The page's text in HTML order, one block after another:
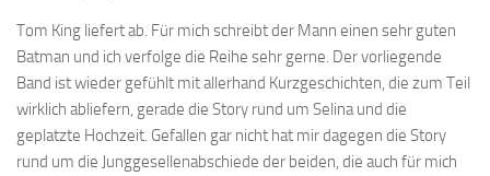
Tom King liefert ab. Für mich schreibt der Mann einen sehr guten
Batman und ich verfolge die Reihe sehr gerne. Der vorliegende
Band ist wieder gefühlt mit allerhand Kurzgeschichten, die zum Teil
wirklich abliefern, gerade die Story rund um Selina und die
geplatzte Hochzeit. Gefallen gar nicht hat mir dagegen die Story
rund um die Junggesellenabschiede der beiden, die auch für mich